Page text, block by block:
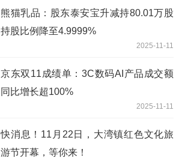
熊猫乳品：股东泰安宝升减持80.01万股
持股比例降至4.9999%
2025-11-11
京东双11成绩单：3C数码AI产品成交额
同比增长超100%
2025-11-11
快消息！11月22日，大湾镇红色文化旅
游节开幕，等你来！